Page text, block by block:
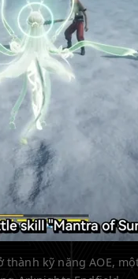
kỹ năng AOE,